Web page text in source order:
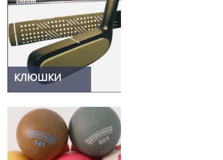
КЛЮШКИ